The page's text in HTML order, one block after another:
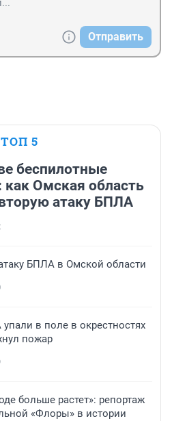
Отправить
ТОП 5
беспилотные
как Омская область
атаку БПЛА
БПЛА в Омской области
в поле в окрестностях
пожар
больше растет»: репортаж
«Флоры» в истории